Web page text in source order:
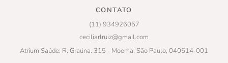
CONTATO
(11) 934926057
ceciliarlruiz@gmail.com
Atrium Saúde: R. Graúna. 315 - Moema, São Paulo, 040514-001